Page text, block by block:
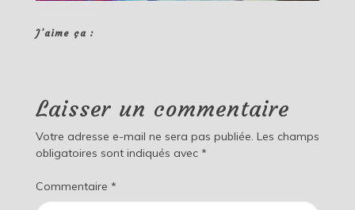
J’aime ça :
Laisser un commentaire
Votre adresse e-mail ne sera pas publiée. Les champs
obligatoires sont indiqués avec *
Commentaire *